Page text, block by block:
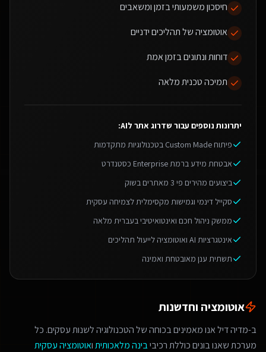
חיסכון משמעותי בזמן ומשאבים
אוטומציה של תהליכים ידניים
דוחות ונתונים בזמן אמת
תמיכה טכנית מלאה
יתרונות נוספים עבור שדרוג אתר לAI
:
פיתוח Custom Made בטכנולוגיות מתקדמות
אבטחת מידע ברמת Enterprise כסטנדרט
ביצועים מהירים פי 3 מאתרים בשוק
סקייל דינמי וגמישות מקסימלית לצמיחה עסקית
ממשק ניהול חכם ואינטואיטיבי בעברית מלאה
אינטגרציות AI ואוטומציה לייעול תהליכים
תשתית ענן מאובטחת ואמינה
אוטומציה וחדשנות
ב-מדיה דיל אנו מאמינים בכוחה של הטכנולוגיה לשנות עסקים. כל
מערכת שאנו בונים כוללת רכיביבינה מלאכותיתואוטומציה עסקית